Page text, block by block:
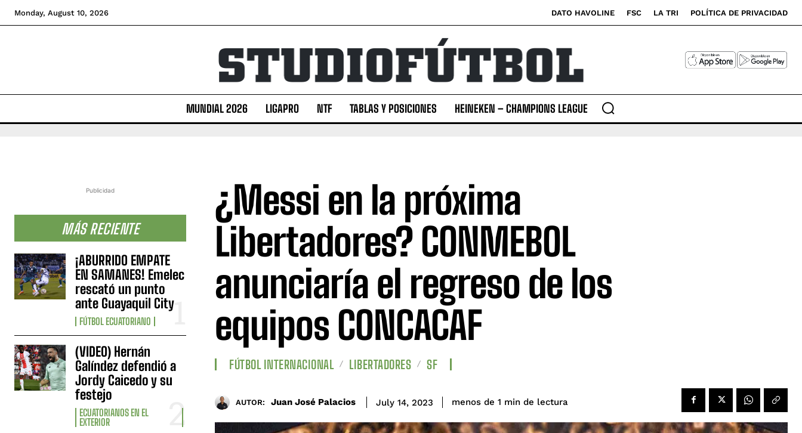
Monday, August 10, 2026 DATO HAVOLINE FSC LA TRI POLÍTICA DE PRIVACIDAD
MUNDIAL 2026 LIGAPRO NTF TABLAS Y POSICIONES HEINEKEN – CHAMPIONS LEAGUE
Publicidad
MÁS RECIENTE
¡ABURRIDO EMPATE
EN SAMANES! Emelec
rescató un punto
ante Guayaquil City
FÚTBOL ECUATORIANO
(VIDEO) Hernán
Galíndez defendió a
Jordy Caicedo y su
festejo
ECUATORIANOS EN EL
EXTERIOR
¿Messi en la próxima
Libertadores? CONMEBOL
anunciaría el regreso de los
equipos CONCACAF
FÚTBOL INTERNACIONAL LIBERTADORES SF
AUTOR: Juan José Palacios July 14, 2023 menos de 1 min de lectura